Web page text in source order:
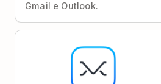
Gmail e Outlook.